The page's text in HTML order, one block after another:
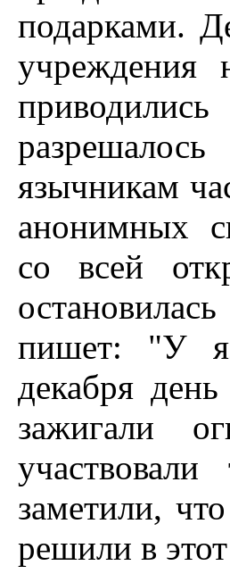
подарками.
учреждения
язычникам
анонимных
со всей
пишет: "У
декабря
зажигали
заметили,
решили в